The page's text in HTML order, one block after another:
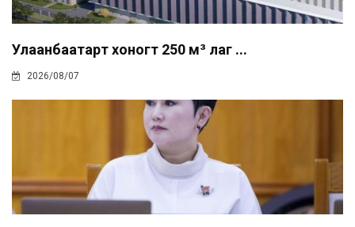
Улаанбаатарт хоногт 250 м³ лаг ...
2026/08/07